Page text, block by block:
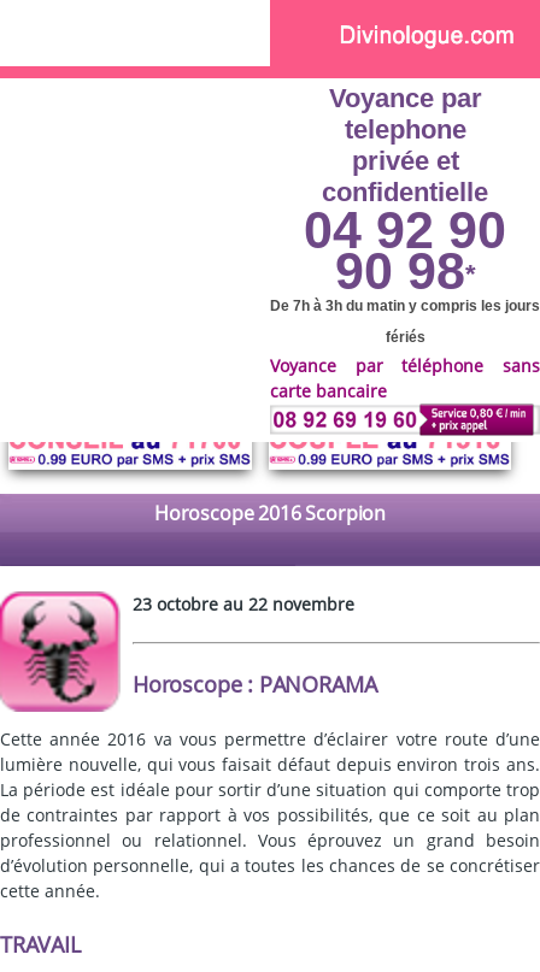
Voyance par
telephone
privée et
confidentielle
04 92 90
90 98*
De 7h à 3h du matin y compris les jours
fériés
Voyance par téléphone sans
carte bancaire
Horoscope 2016 Scorpion
23 octobre au 22 novembre
Horoscope : PANORAMA
Cette année 2016 va vous permettre d’éclairer votre route d’une
lumière nouvelle, qui vous faisait défaut depuis environ trois ans.
La période est idéale pour sortir d’une situation qui comporte trop
de contraintes par rapport à vos possibilités, que ce soit au plan
professionnel ou relationnel. Vous éprouvez un grand besoin
d’évolution personnelle, qui a toutes les chances de se concrétiser
cette année.
TRAVAIL